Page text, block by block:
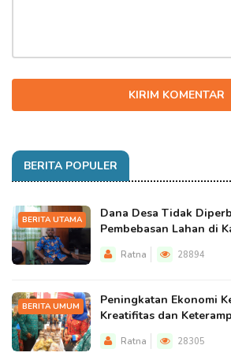
KIRIM KOMENTAR
BERITA POPULER
BERITA UTAMA
Dana Desa Tidak
Pembebasan Lahan di
Ratna 28894
BERITA UMUM
Peningkatan Ekonomi
Kreatifitas dan
Ratna 28305